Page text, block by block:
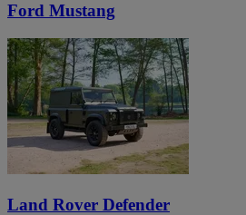
Ford Mustang
Land Rover Defender